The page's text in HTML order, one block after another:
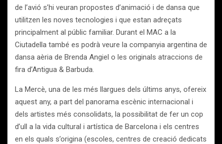
de l’avió s’hi veuran propostes d’animació i de dansa que
utilitzen les noves tecnologies i que estan adreçats
principalment al públic familiar. Durant el MAC a la
Ciutadella també es podrà veure la companyia argentina de
dansa aèria de Brenda Angiel o les originals atraccions de
fira d’Antigua & Barbuda.
La Mercè, una de les més llargues dels últims anys, ofereix
aquest any, a part del panorama escènic internacional i
dels artistes més consolidats, la possibilitat de fer un cop
d’ull a la vida cultural i artística de Barcelona i els centres
en els quals s’origina (escoles, centres de creació dedicats